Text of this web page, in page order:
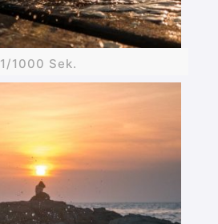
1/1000 Sek.